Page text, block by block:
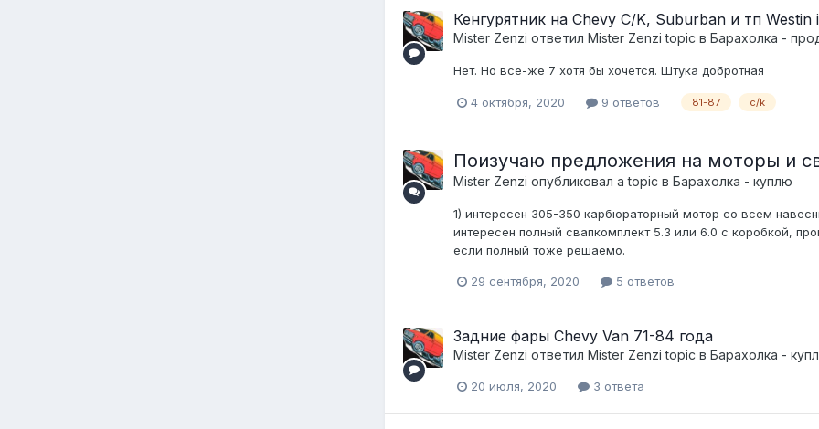
Кенгурятник на Chevy C/K, Suburban и тп Westin
Mister Zenzi ответил Mister Zenzi topic в Барахолка -
Нет. Но все-же 7 хотя бы хочется. Штука добротная
4 октября, 2020 9 ответов 81-87 c/k
Поизучаю предложения на моторы и
Mister Zenzi опубликовал a topic в Барахолка - куплю
1) интересен 305-350 карбюраторный мотор со всем
интересен полный свапкомплект 5.3 или 6.0 с коробкой,
если полный тоже решаемо.
29 сентября, 2020 5 ответов
Задние фары Chevy Van 71-84 года
Mister Zenzi ответил Mister Zenzi topic в Барахолка -
20 июля, 2020 3 ответа